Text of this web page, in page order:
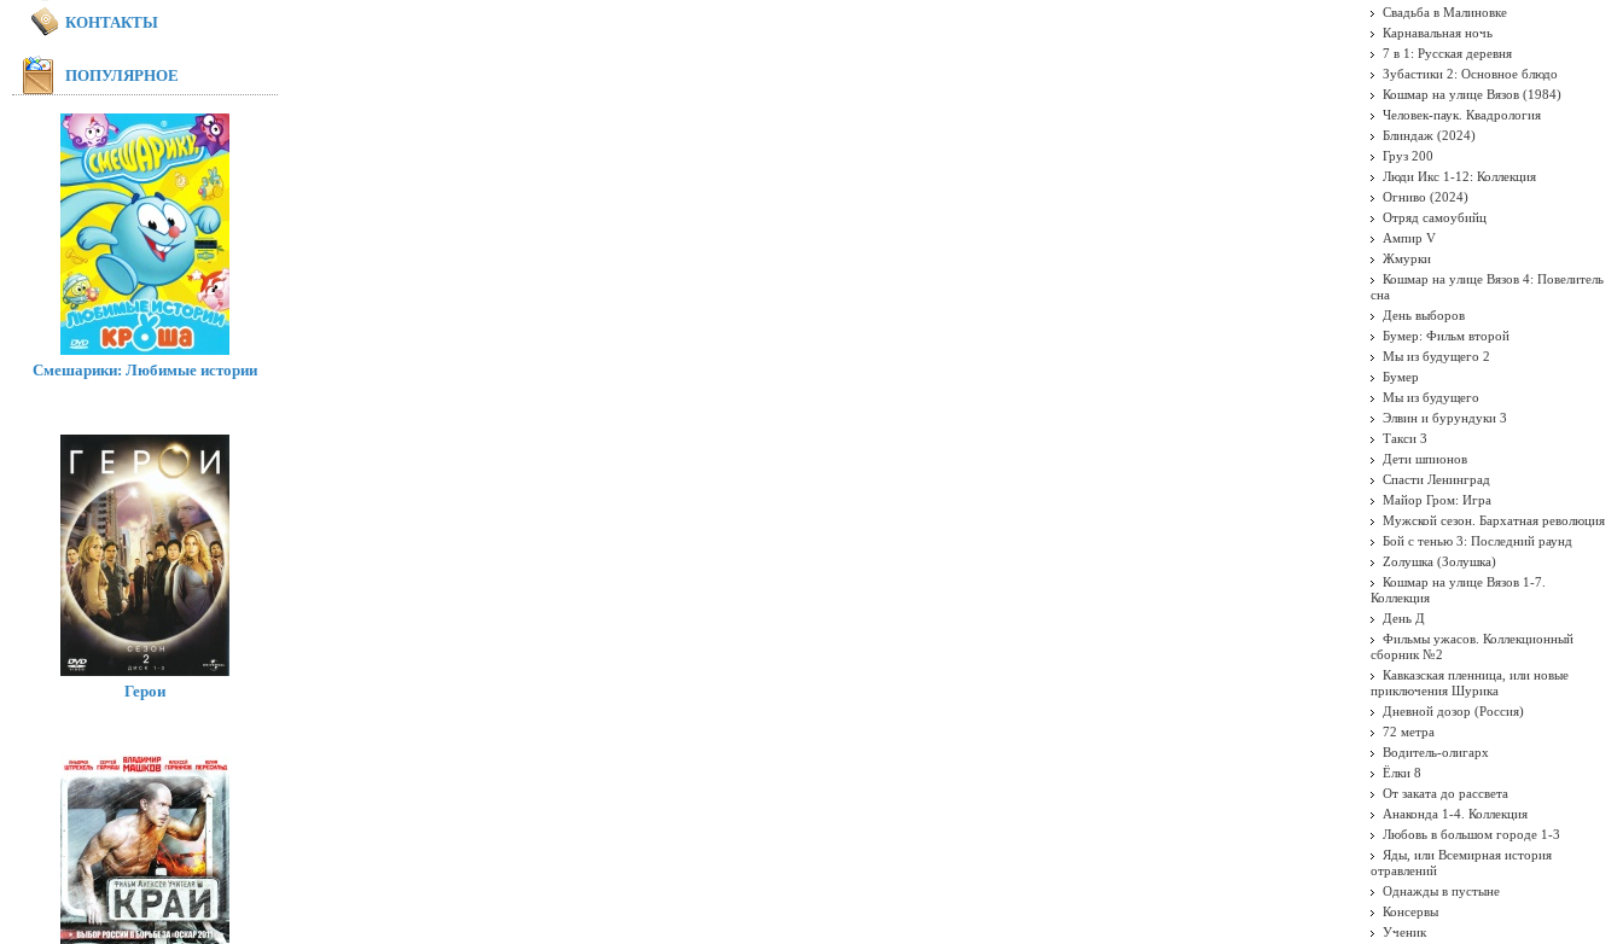
КОНТАКТЫ
ПОПУЛЯРНОЕ
Смешарики: Любимые истории
Герои
Свадьба в Малиновке
Карнавальная ночь
7 в 1: Русская деревня
Зубастики 2: Основное блюдо
Кошмар на улице Вязов (1984)
Человек-паук. Квадрология
Блиндаж (2024)
Груз 200
Люди Икс 1-12: Коллекция
Огниво (2024)
Отряд самоубийц
Ампир V
Жмурки
Кошмар на улице Вязов 4: Повелитель
сна
День выборов
Бумер: Фильм второй
Мы из будущего 2
Бумер
Мы из будущего
Элвин и бурундуки 3
Такси 3
Дети шпионов
Спасти Ленинград
Майор Гром: Игра
Мужской сезон. Бархатная революция
Бой с тенью 3: Последний раунд
Zолушка (Золушка)
Кошмар на улице Вязов 1-7.
Коллекция
День Д
Фильмы ужасов. Коллекционный
сборник №2
Кавказская пленница, или новые
приключения Шурика
Дневной дозор (Россия)
72 метра
Водитель-олигарх
Ёлки 8
От заката до рассвета
Анаконда 1-4. Коллекция
Любовь в большом городе 1-3
Яды, или Всемирная история
отравлений
Однажды в пустыне
Консервы
Ученик